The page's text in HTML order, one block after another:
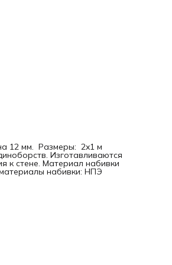
12 мм. Размеры: 2x1 м
Изготавливаются
к стене. Материал набивки
набивки: НПЭ